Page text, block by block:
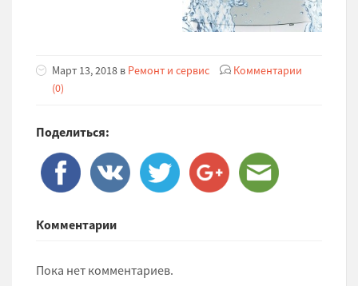
Март 13, 2018 в Ремонт и сервис
Комментарии
(0)
Поделиться:
Комментарии
Пока нет комментариев.